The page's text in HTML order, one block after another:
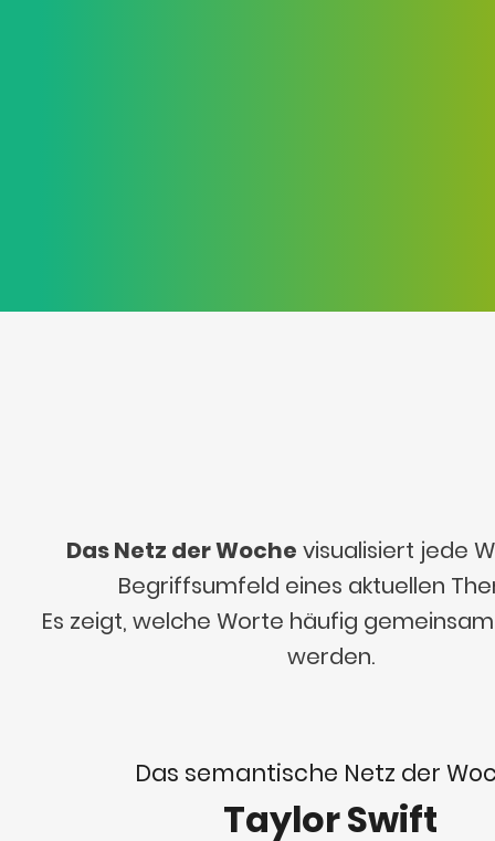
Das Netz der Woche visualisiert jede
Begriffsumfeld eines aktuellen
Es zeigt, welche Worte häufig
werden.
Das semantische Netz der
Taylor Swift